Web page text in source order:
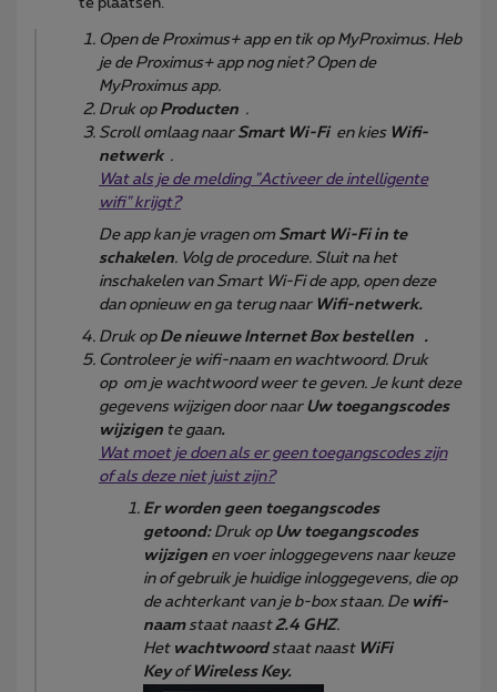
Open de Proximus+ app en tik op MyProximus. Heb
je de Proximus+ app nog niet? Open de
MyProximus app.
Druk op Producten .
Scroll omlaag naar Smart Wi-Fi en kiesWifi-
netwerk .
Wat als je de melding "Activeer de intelligente
wifi" krijgt?
De app kan je vragen om Smart Wi-Fi in te
schakelen. Volg de procedure. Sluit na het
inschakelen van Smart Wi-Fi de app, open deze
dan opnieuw en ga terug naar Wifi-netwerk.
Druk op De nieuwe Internet Box bestellen
.
Controleer je wifi-naam en wachtwoord. Druk
op om je wachtwoord weer te geven. Je kunt deze
gegevens wijzigen door naar Uw toegangscodes
wijzigen te gaan.
Wat moet je doen als er geen toegangscodes zijn
of als deze niet juist zijn?
Er worden geen toegangscodes
getoond:Druk op Uw toegangscodes
wijzigen en voer inloggegevens naar keuze
in of gebruik je huidige inloggegevens, die op
de achterkant van je b-box staan. De wifi-
naam staat naast2.4 GHZ.
Het wachtwoord staat naast WiFi
Keyof Wireless Key.